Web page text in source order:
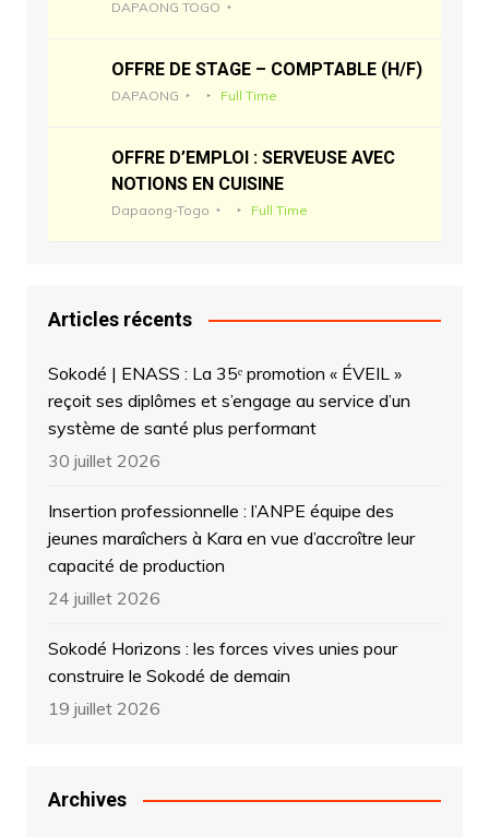
DAPAONG TOGO
OFFRE DE STAGE – COMPTABLE (H/F)
DAPAONG Full Time
OFFRE D’EMPLOI : SERVEUSE AVEC
NOTIONS EN CUISINE
Dapaong-Togo Full Time
Articles récents
Sokodé | ENASS : La 35ᵉ promotion « ÉVEIL »
reçoit ses diplômes et s’engage au service d’un
système de santé plus performant
30 juillet 2026
Insertion professionnelle : l’ANPE équipe des
jeunes maraîchers à Kara en vue d’accroître leur
capacité de production
24 juillet 2026
Sokodé Horizons : les forces vives unies pour
construire le Sokodé de demain
19 juillet 2026
Archives